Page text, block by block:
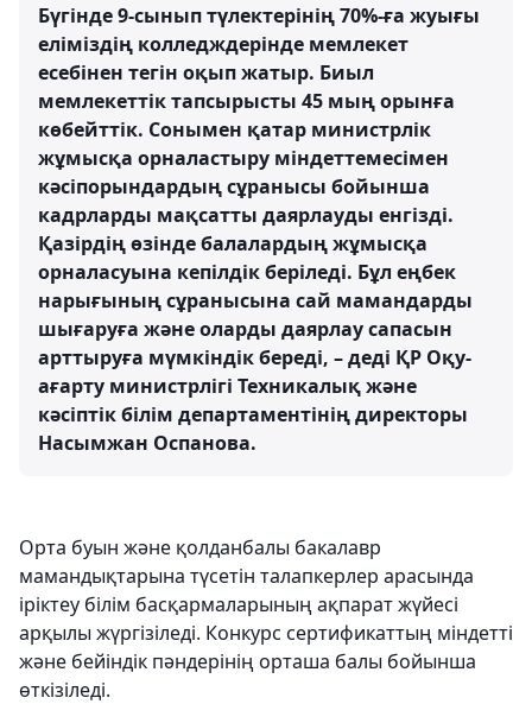
Бүгінде 9-сынып түлектерінің 70%-ға жуығы
еліміздің колледждерінде мемлекет
есебінен тегін оқып жатыр. Биыл
мемлекеттік тапсырысты 45 мың орынға
көбейттік. Сонымен қатар министрлік
жұмысқа орналастыру міндеттемесімен
кәсіпорындардың сұранысы бойынша
кадрларды мақсатты даярлауды енгізді.
Қазірдің өзінде балалардың жұмысқа
орналасуына кепілдік беріледі. Бұл еңбек
нарығының сұранысына сай мамандарды
шығаруға және оларды даярлау сапасын
арттыруға мүмкіндік береді, – деді ҚР Оқу-
ағарту министрлігі Техникалық және
кәсіптік білім департаментінің директоры
Насымжан Оспанова.
Орта буын және қолданбалы бакалавр
мамандықтарына түсетін талапкерлер арасында
іріктеу білім басқармаларының ақпарат жүйесі
арқылы жүргізіледі. Конкурс сертификаттың міндетті
және бейіндік пәндерінің орташа балы бойынша
өткізіледі.